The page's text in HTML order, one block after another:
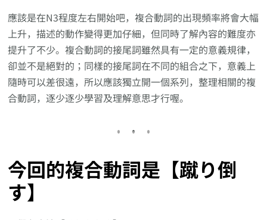
應該是在N3程度左右開始吧，複合動詞的出現頻率將會大幅
上升，描述的動作變得更加仔細，但同時了解內容的難度亦
提升了不少。複合動詞的接尾詞雖然具有一定的意義規律，
卻並不是絕對的；同樣的接尾詞在不同的組合之下，意義上
隨時可以差很遠，所以應該獨立開一個系列，整理相關的複
合動詞，逐少逐少學習及理解意思才行喔。
今回的複合動詞是【蹴り倒
す】